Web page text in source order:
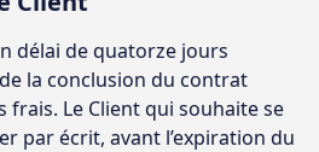
délai de quatorze jours
la conclusion du contrat
frais. Le Client qui souhaite se
par écrit, avant l’expiration du